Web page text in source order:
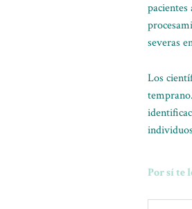
pacientes
severas
Los
Por sí te